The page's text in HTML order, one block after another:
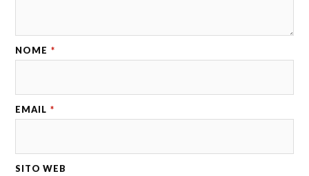
NOME *
EMAIL *
SITO WEB